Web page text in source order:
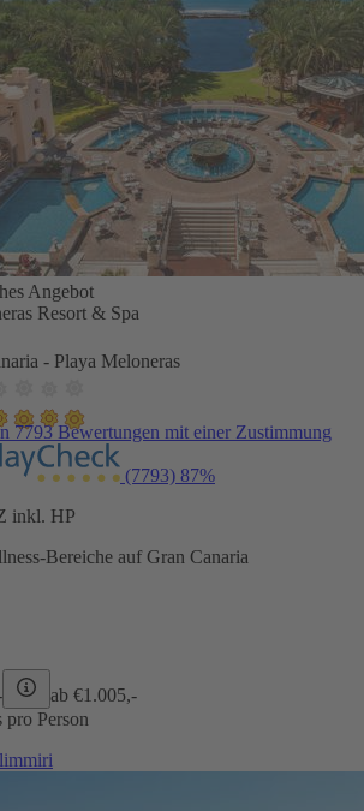
Angebot
Resort & Spa
- Playa Meloneras
7793 Bewertungen mit einer Zustimmung
(7793) 87%
inkl. HP
Bereiche auf Gran Canaria
ab €1.005,-
pro Person